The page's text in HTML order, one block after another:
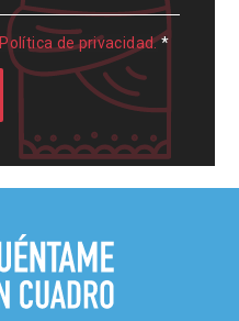
Política de privacidad. *